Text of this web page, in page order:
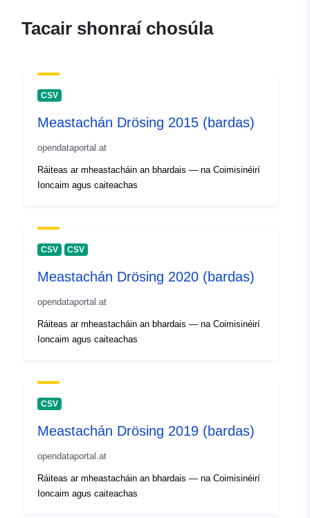
Tacair shonraí chosúla
CSV
Meastachán Drösing 2015 (bardas)
opendataportal.at
Ráiteas ar mheastacháin an bhardais — na Coimisinéirí
Ioncaim agus caiteachas
CSV CSV
Meastachán Drösing 2020 (bardas)
opendataportal.at
Ráiteas ar mheastacháin an bhardais — na Coimisinéirí
Ioncaim agus caiteachas
CSV
Meastachán Drösing 2019 (bardas)
opendataportal.at
Ráiteas ar mheastacháin an bhardais — na Coimisinéirí
Ioncaim agus caiteachas